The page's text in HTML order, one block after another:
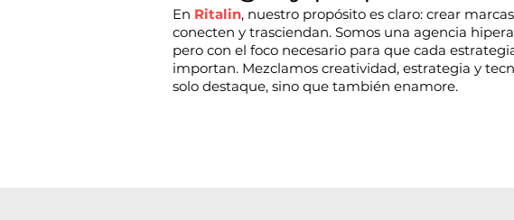
En Ritalin, nuestro propósito es claro: crear
conecten y trasciendan. Somos una agencia
pero con el foco necesario para que cada
importan. Mezclamos creatividad, estrategia y
solo destaque, sino que también enamore.